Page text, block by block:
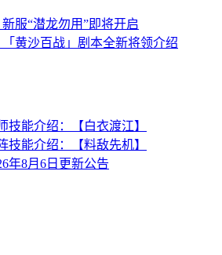
新服“潜龙勿用”即将开启
「黄沙百战」剧本全新将领介绍
技能介绍：【白衣渡江】
技能介绍：【料敌先机】
年8月6日更新公告